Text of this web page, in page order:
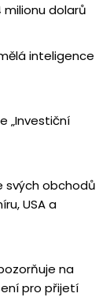
milionu dolarů
inteligence
„Investiční
svých obchodů
USA a
na
pro přijetí